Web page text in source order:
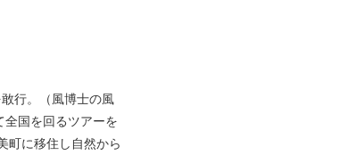
行。（風博士の風
国を回るツアーを
町に移住し自然から